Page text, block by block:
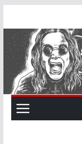
content